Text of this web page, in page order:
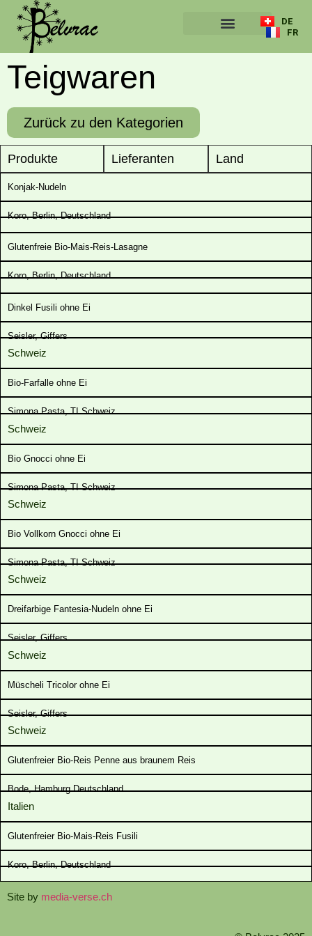
DE
FR
Teigwaren
Zurück zu den Kategorien
Produkte Lieferanten Land
Konjak-Nudeln
Koro, Berlin, Deutschland
Glutenfreie Bio-Mais-Reis-Lasagne
Koro, Berlin, Deutschland
Dinkel Fusili ohne Ei
Seisler, Giffers
Schweiz
Bio-Farfalle ohne Ei
Simona Pasta, TI Schweiz
Schweiz
Bio Gnocci ohne Ei
Simona Pasta, TI Schweiz
Schweiz
Bio Vollkorn Gnocci ohne Ei
Simona Pasta, TI Schweiz
Schweiz
Dreifarbige Fantesia-Nudeln ohne Ei
Seisler, Giffers
Schweiz
Müscheli Tricolor ohne Ei
Seisler, Giffers
Schweiz
Glutenfreier Bio-Reis Penne aus braunem Reis
Bode, Hamburg Deutschland
Italien
Glutenfreier Bio-Mais-Reis Fusili
Koro, Berlin, Deutschland
Site by media-verse.ch